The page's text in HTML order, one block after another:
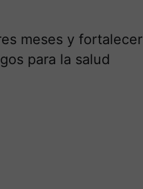
meses y fortalecer
para la salud